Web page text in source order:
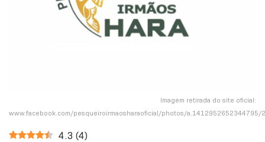
Imagem retirada do site oficial:
www.facebook.com/pesqueiroirmaosharaoficial/photos/
4.3 (4)